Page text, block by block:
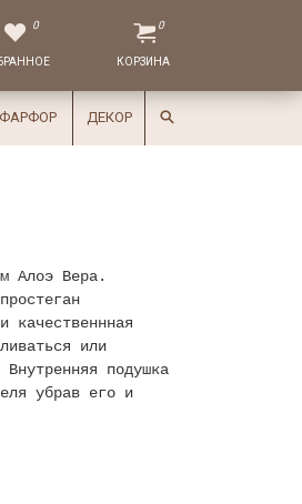
0 0
КОРЗИНА
ФАРФОР ДЕКОР
Алоэ Вера.
качественнная
или
подушка
убрав его и